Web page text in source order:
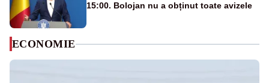
15:00. Bolojan nu a obținut toate avizele
ECONOMIE